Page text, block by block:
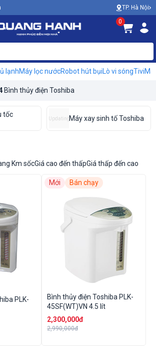
TP. Hà Nội
0
lạnhMáy lọc nướcRobot hút bụiLò vi sóngTivi
Bình thủy điện Toshiba
tốc
UpdatingMáy xay sinh tố Toshiba
Km sốcGiá cao đến thấpGiá thấp đến cao
PLK-
Mới Bán chạy
Bình thủy điện Toshiba PLK-
45SF(WT)VN 4.5 lít
2,300,000đ
2,990,000đ